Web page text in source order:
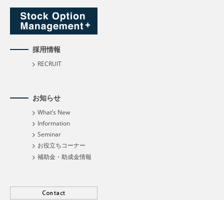
採用情報
RECRUIT
お知らせ
What’s New
Information
Seminar
お役立ちコーナー
補助金・助成金情報